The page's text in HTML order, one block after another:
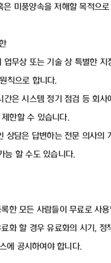
은 미풍양속을 저해할 목적으로
업무상 또는 기술 상 특별한 지
칙으로 합니다.
간은 시스템 정기 점검 등 회사
한할 수 있습니다.
상담은 답변하는 전문 의사의
능 할 수도 있습니다.
한 모든 사람들이 무료로 사
화 할 경우 유료화의 시기, 정
에 공시하여야 합니다.